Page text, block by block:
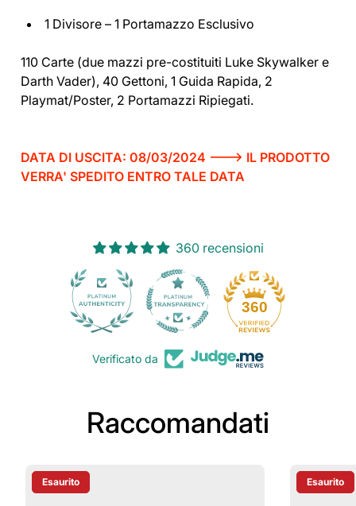
1 Divisore – 1 Portamazzo Esclusivo
110 Carte (due mazzi pre-costituiti Luke Skywalker e
Darth Vader), 40 Gettoni, 1 Guida Rapida, 2
Playmat/Poster, 2 Portamazzi Ripiegati.
DATA DI USCITA: 08/03/2024 ---> IL PRODOTTO
VERRA' SPEDITO ENTRO TALE DATA
360 recensioni
360
Verificato da
Raccomandati
Etichetta Del Prodotto:
Esaurito Etichetta
Esaurito